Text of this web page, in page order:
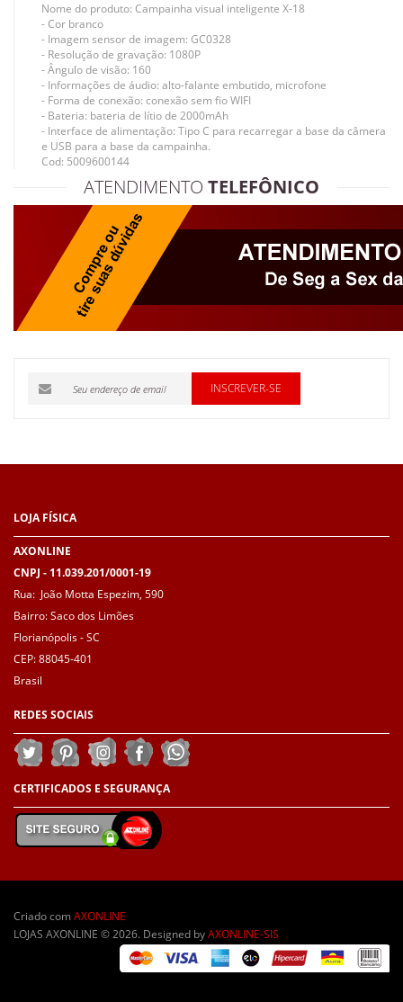
Nome do produto: Campainha visual inteligente X-18
- Cor branco
- Imagem sensor de imagem: GC0328
- Resolução de gravação: 1080P
- Ângulo de visão: 160
- Informações de áudio: alto-falante embutido, microfone
- Forma de conexão: conexão sem fio WIFI
- Bateria: bateria de lítio de 2000mAh
- Interface de alimentação: Tipo C para recarregar a base da câmera
e USB para a base da campainha.
Cod: 5009600144
ATENDIMENTO TELEFÔNICO
INSCREVER-SE
LOJAFÍSICA
AXONLINE
CNPJ - 11.039.201/0001-19
Rua: João Motta Espezim, 590
Bairro: Saco dos Limões
Florianópolis - SC
CEP: 88045-401
Brasil
REDESSOCIAIS
CERTIFICADOS E SEGURANÇA
Criado comAXONLINE
LOJAS AXONLINE © 2026. Designed byAXONLINE-SIS